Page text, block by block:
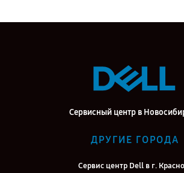
Сервисный центр в
ДРУГИЕ ГОРОДА
Сервис центр Dell в г.